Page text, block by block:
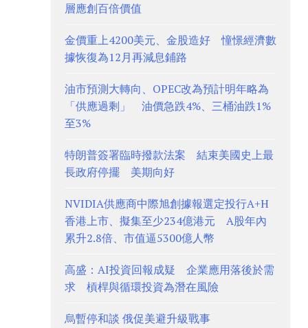
層應創百倍價值
金價重上4200美元、金股造好 憧憬經濟數
據恢復為12月再減息鋪路
油市預測大轉向、OPEC改為預計明年略為
「供應過剩」 油價急跌4%、三桶油跌1%
至3%
特朗普簽署臨時撥款法案 結束美國史上最
長政府停擺 美期向好
NVIDIA供應商中際旭創據報選定投行A+H
香港上市、擬集至少234億港元 A股年內
累升2.8倍、市值逼5300億人幣
高盛：AI投資回報成疑 企業應用落後於需
求 槓桿與循環投資為潛在風險
烏暫停和談 俄促美避升級戰事